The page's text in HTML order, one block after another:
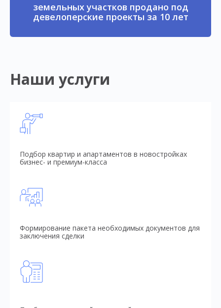
земельных участков продано под
девелоперские проекты за 10 лет
Наши услуги
Подбор квартир и апартаментов в новостройках
бизнес- и премиум-класса
Формирование пакета необходимых документов для
заключения сделки